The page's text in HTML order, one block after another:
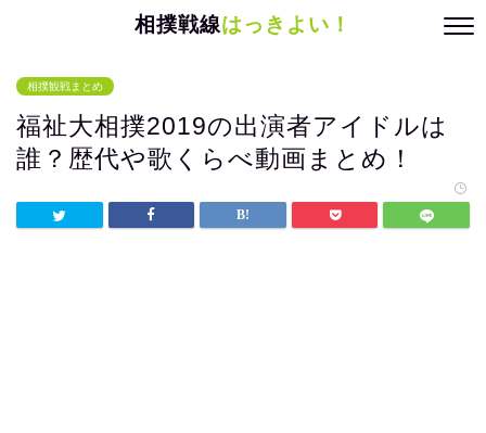
相撲戦線はっきよい！
相撲観戦まとめ
福祉大相撲2019の出演者アイドルは
誰？歴代や歌くらべ動画まとめ！